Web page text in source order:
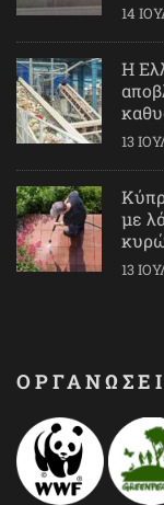
14
Η
13
με
13